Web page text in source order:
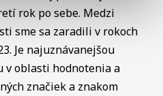
rok po sebe. Medzi
sme sa zaradili v rokoch
Je najuznávanejšou
oblasti hodnotenia a
značiek a znakom